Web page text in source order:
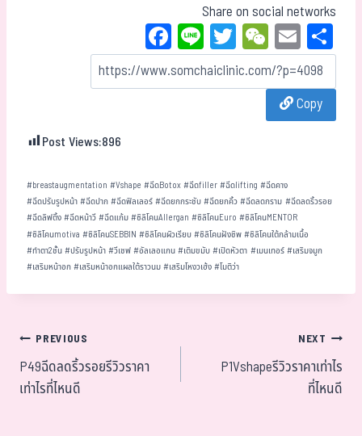
Share on social networks
Fa
ce
bo
Li
ne
T
wi
tt
W
eC
ha
t
E
m
ail
Copy
Post Views:896
#breastaugmentation #Vshape #ฉีดBotox#ฉีดfiller#ฉีดlifting #ฉีดคาง
#ฉีดปรับรูปหน้า#ฉีดปาก#ฉีดฟิลเลอร์#ฉีดยกกระชับ#ฉีดยกคิ้ว #ฉีดลดกราม #ฉีดลดริ้วรอย
#ฉีดลิฟติ้ง#ฉีดหน้าวี#ฉีดแก้ม#ซิลิโคนAllergan #ซิลิโคนEuro #ซิลิโคนMENTOR
#ซิลิโคนmotiva #ซิลิโคนSEBBIN #ซิลิโคนผิวเรียบ#ซิลิโคนฝังชิพ#ซิลิโคนใต้กล้ามเนื้อ
#ทำตา2ชั้น#ปรับรูปหน้า#วีเชฟ#อัลเลอแกน#เติมขมับ #เปิดหัวตา #เมนเทอร์ #เสริมจมูก
#เสริมหน้าอก#เสริมหน้าอกแผลใต้ราวนม#เสริมโหงวเฮ้ง#โมติว่า
PREVIOUS
P49ฉีดลดริ้วรอยรีวิวราคา
เท่าไรที่ไหนดี
NEXT
P1Vshapeรีวิวราคาเท่าไร
ที่ไหนดี